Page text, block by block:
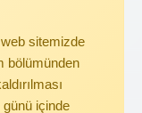
sitemizde
bölümünden
günü içinde